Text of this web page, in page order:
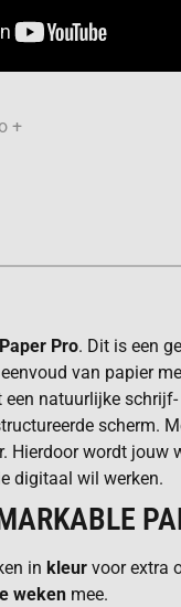
Pro. Dit is een
van papier
natuurlijke
scherm.
Hierdoor wordt jouw
digitaal wil werken.
in kleur voor extra
weken mee.